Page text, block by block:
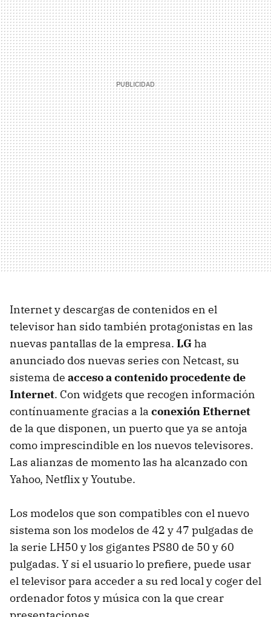
Internet y descargas de contenidos en el
televisor han sido también protagonistas en las
nuevas pantallas de la empresa. LGha
anunciado dos nuevas series con Netcast, su
sistema de acceso a contenido procedente de
Internet. Con widgets que recogen información
contínuamente gracias a la conexión Ethernet
de la que disponen, un puerto que ya se antoja
como imprescindible en los nuevos televisores.
Las alianzas de momento las ha alcanzado con
Yahoo, Netflix y Youtube.
Los modelos que son compatibles con el nuevo
sistema son los modelos de 42 y 47 pulgadas de
la serie LH50 y los gigantes PS80 de 50 y 60
pulgadas. Y si el usuario lo prefiere, puede usar
el televisor para acceder a su red local y coger del
ordenador fotos y música con la que crear